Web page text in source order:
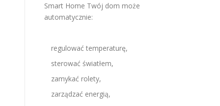
Smart Home Twój dom może
automatycznie:
regulować temperaturę,
sterować światłem,
zamykać rolety,
zarządzać energią,